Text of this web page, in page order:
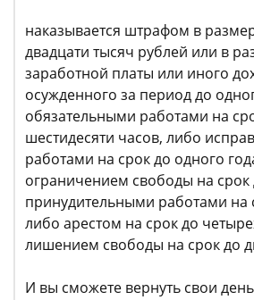
наказывается штрафом в
двадцати тысяч рублей или в
заработной платы или иного
осужденного за период до
обязательными работами на
шестидесяти часов, либо
работами на срок до одного
ограничением свободы на срок
принудительными работами на
либо арестом на срок до
лишением свободы на срок до
И вы сможете вернуть свои